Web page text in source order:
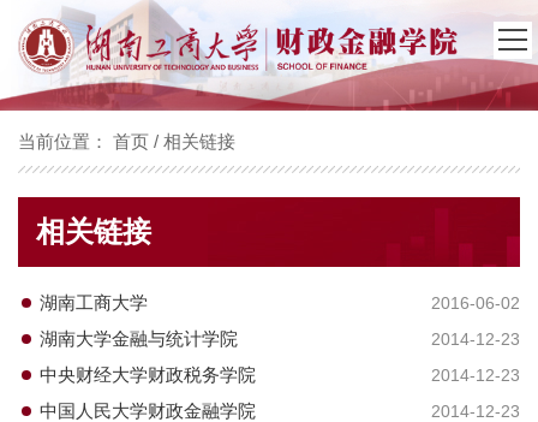
当前位置： 首页 / 相关链接
相关链接
2016-06-02
湖南工商大学
2014-12-23
湖南大学金融与统计学院
2014-12-23
中央财经大学财政税务学院
2014-12-23
中国人民大学财政金融学院